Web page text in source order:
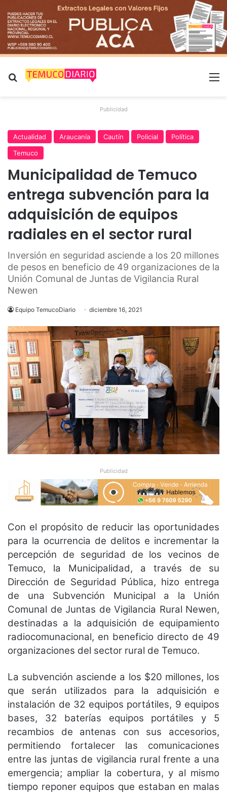
Buscar por
Publicidad
Actualidad Araucanía Cautín Policial
Política
Temuco
Municipalidad de Temuco
entrega subvención para la
adquisición de equipos
radiales en el sector rural
Inversión en seguridad asciende a los 20 millones
de pesos en beneficio de 49 organizaciones de la
Unión Comunal de Juntas de Vigilancia Rural
Newen
Equipo TemucoDiario diciembre 16, 2021
Publicidad
Con el propósito de reducir las oportunidades
para la ocurrencia de delitos e incrementar la
percepción de seguridad de los vecinos de
Temuco, la Municipalidad, a través de su
Dirección de Seguridad Pública, hizo entrega
de una Subvención Municipal a la Unión
Comunal de Juntas de Vigilancia Rural Newen,
destinadas a la adquisición de equipamiento
radiocomunacional, en beneficio directo de 49
organizaciones del sector rural de Temuco.
La subvención asciende a los $20 millones, los
que serán utilizados para la adquisición e
instalación de 32 equipos portátiles, 9 equipos
bases, 32 baterías equipos portátiles y 5
recambios de antenas con sus accesorios,
permitiendo fortalecer las comunicaciones
entre las juntas de vigilancia rural frente a una
emergencia; ampliar la cobertura, y al mismo
tiempo reponer equipos que estaban en malas